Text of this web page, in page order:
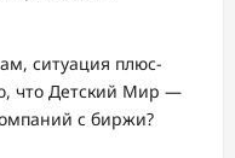
ситуация плюс-
что Детский Мир —
с биржи?